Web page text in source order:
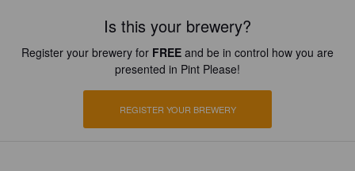
Is this your brewery?
Register your brewery for FREE and be in control how you are
presented in Pint Please!
REGISTER YOUR BREWERY